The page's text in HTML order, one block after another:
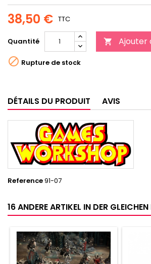
38,50 € TTC
Quantité  Ajouter
 Rupture de stock
DÉTAILS DU PRODUIT AVIS
Reference91-07
16 ANDERE ARTIKEL IN DER